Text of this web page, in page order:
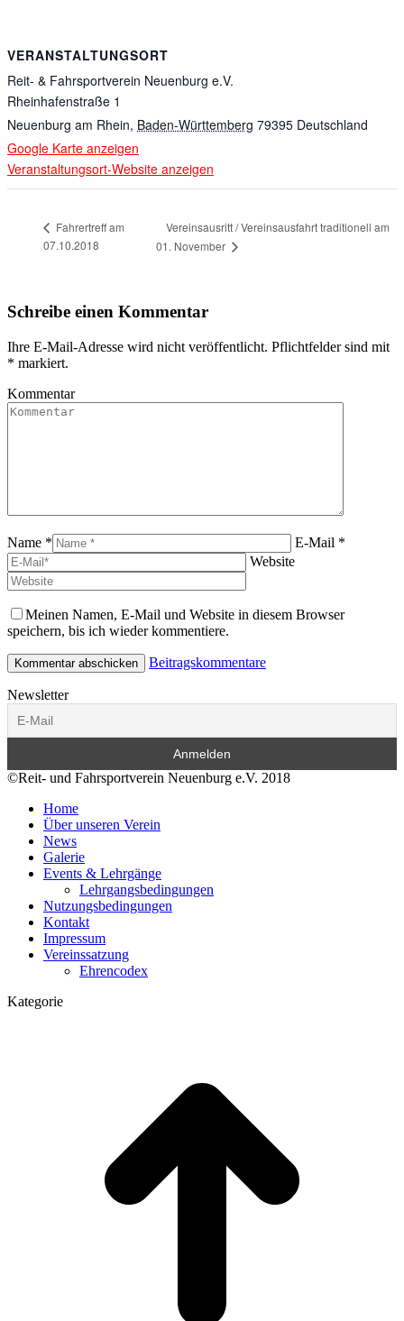
VERANSTALTUNGSORT
Reit- & Fahrsportverein Neuenburg e.V.
Rheinhafenstraße 1
Neuenburg am Rhein, Baden-Württemberg 79395 Deutschland
Google Karte anzeigen
Veranstaltungsort-Website anzeigen
Fahrertreff am
07.10.2018
Vereinsausritt / Vereinsausfahrt traditionell am
01. November
Schreibe einen Kommentar
Ihre E-Mail-Adresse wird nicht veröffentlicht. Pflichtfelder sind mit
* markiert.
Kommentar
Name *
E-Mail *
Website
Meinen Namen, E-Mail und Website in diesem Browser
speichern, bis ich wieder kommentiere.
Beitragskommentare
Newsletter
©Reit- und Fahrsportverein Neuenburg e.V. 2018
Home
Über unseren Verein
News
Galerie
Events & Lehrgänge
Lehrgangsbedingungen
Nutzungsbedingungen
Kontakt
Impressum
Vereinssatzung
Ehrencodex
Kategorie